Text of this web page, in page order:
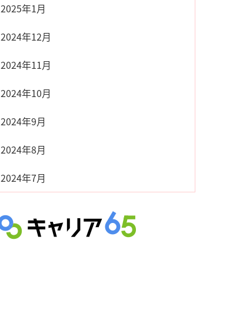
2025年1月
2024年12月
2024年11月
2024年10月
2024年9月
2024年8月
2024年7月